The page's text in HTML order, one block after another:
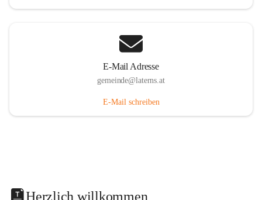
E-Mail Adresse
gemeinde@laterns.at
E-Mail schreiben
Herzlich willkommen